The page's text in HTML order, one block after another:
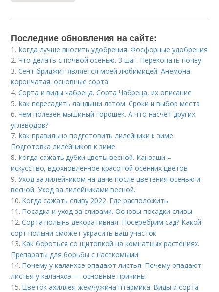
Последние обновления на сайте:
1. Когда лучше вносить удобрения. Фосфорные удобрения
2.Что делать с почвой осенью. 3 шаг. Перекопать почву
3.Сент бриджит является моей любимицей. Анемона
корончатая: основные сорта
4.Сорта и виды чабреца. Сорта Чабреца, их описание
5. Как пересадить ландыши летом. Сроки и выбор места
6.Чем полезен мышиный горошек. А что насчет других
углеводов?
7. Как правильно подготовить лилейники к зиме.
Подготовка лилейников к зиме
8. Когда сажать дубки цветы весной. Канзаши –
искусство, вдохновленное красотой осенних цветов
9.Уход за лилейником на даче после цветения осенью и
весной. Уход за лилейниками весной.
10. Когда сажать сливу 2022. Где расположить
11. Посадка и уход за сливами. Основы посадки сливы
12.Сорта полынь декоративная. Посеребрим сад? Какой
сорт полыни сможет украсить ваш участок
13. Как бороться со щитовкой на комнатных растениях.
Препараты для борьбы с насекомыми
14. Почему у каланхоэ опадают листья. Почему опадают
листья у каланхоэ — основные причины
15. Цветок ахиллея жемчужина птармика. Виды и сорта